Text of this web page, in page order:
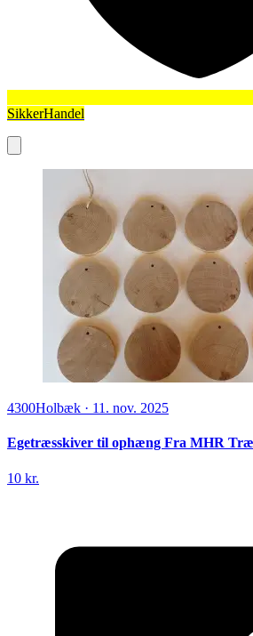
SikkerHandel
4300Holbæk · 11. nov. 2025
Egetræsskiver til ophæng Fra MHR
10 kr.